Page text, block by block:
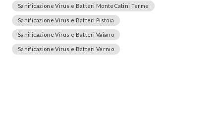
Sanificazione Virus e Batteri MonteCatini Terme
Sanificazione Virus e Batteri Pistoia
Sanificazione Virus e Batteri Vaiano
Sanificazione Virus e Batteri Vernio